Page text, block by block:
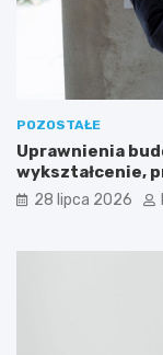
POZOSTAŁE
Uprawnienia
wykształcenie,
28 lipca 2026